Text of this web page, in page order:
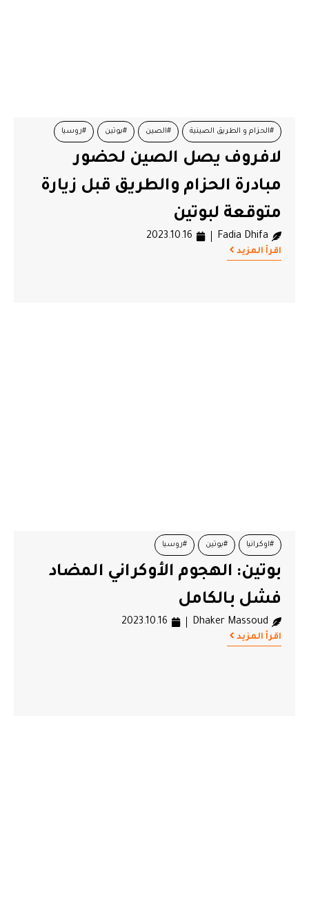
#الحزام و الطريق الصينية #الصين #بوتين #روسيا
#طريق الحرير #لافروف
لافروف يصل الصين لحضور
مبادرة الحزام والطريق قبل زيارة
متوقعة لبوتين
Fadia Dhifa
2023.10.16
اقرأ المزيد
#اوكرانيا #بوتين #روسيا
بوتين: الهجوم الأوكراني المضاد
فشل بالكامل
Dhaker Massoud
2023.10.16
اقرأ المزيد